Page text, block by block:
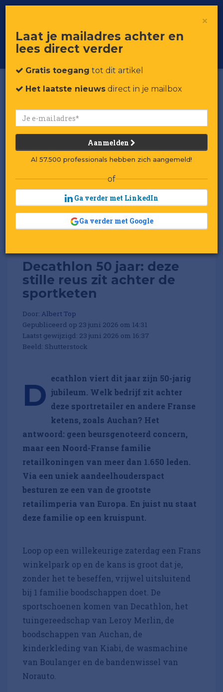
Voor professionals in retail & brands
Toggle
Decathlon 50 jaar: deze
stille reus zit achter de
sportketen
Door: Albert Top
Gepubliceerd op 23 juni 2026 om 14:31
Laatst gewijzigd: 23 juni 2026 om 16:37
Beeld: Shutterstock
D ecathlon viert dit jaar zijn 50-jarig
jubileum. Welk bedrijf zit achter
deze sportretailer en andere Franse
ketens, zoals Auchan? Het
antwoord: geen beursgenoteerd concern,
maar een Noord-Franse familie
retailkoningen van meer dan 1.650 leden.
Via een uniek aandeelhouderspact
besturen ze een van de grootste
retailimperia van Europa. En juist nu staat
deze familie op een kruispunt.
Loop op een willekeurige zaterdag een Frans
winkelpark op en de kans is groot dat je,
zonder het te beseffen, vrijwel uitsluitend
bij 1 familie boodschappen doet. De
sportschoenen komen van Decathlon, het
tuingereedschap van Leroy Merlin, de
boodschappen van Auchan, de
kinderkleding van Kiabi, de wasmachine
van Boulanger en de bandenwissel van
Norauto.
×
Laat je mailadres achter en
lees direct verder
Gratis toegang tot dit artikel
Het laatste nieuws direct in je mailbox
Aanmelden
Al 57.500 professionals hebben zich aangemeld!
of
Ga verder met LinkedIn
Ga verder met Google